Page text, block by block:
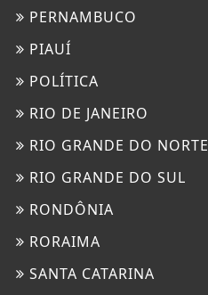
PERNAMBUCO
PIAUÍ
POLÍTICA
RIO DE JANEIRO
RIO GRANDE DO NORTE
RIO GRANDE DO SUL
RONDÔNIA
RORAIMA
SANTA CATARINA